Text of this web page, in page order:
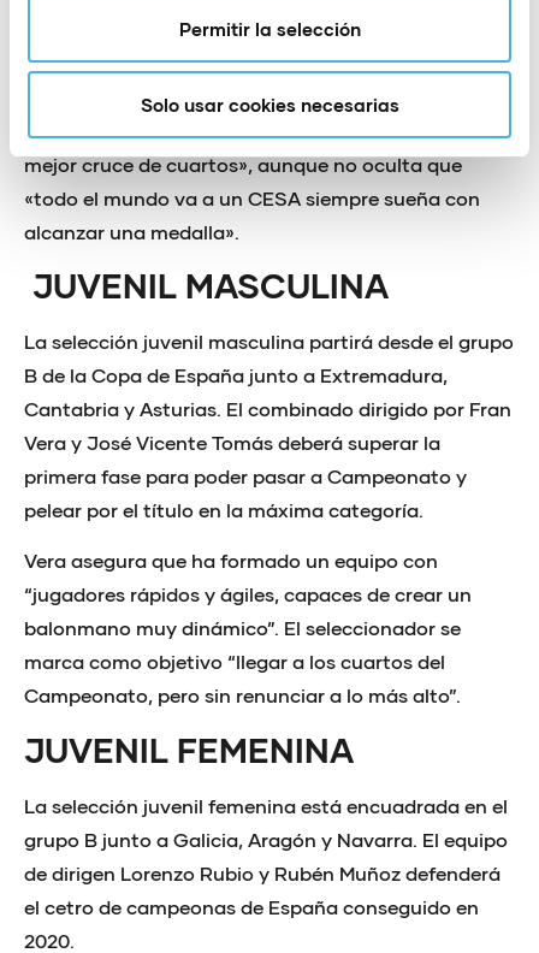
Permitir la selección
Solo usar cookies necesarias
largo de una competición muy difícil, con seis
partidos en muy poco tiempo». Joaquín Rocamora
se fija el objetivo a corto plazo de «estar entre las
dos primeras en la fase de grupos para tener un
mejor cruce de cuartos», aunque no oculta que
«todo el mundo va a un CESA siempre sueña con
alcanzar una medalla».
JUVENIL MASCULINA
La selección juvenil masculina partirá desde el grupo
B de la Copa de España junto a Extremadura,
Cantabria y Asturias. El combinado dirigido por Fran
Vera y José Vicente Tomás deberá superar la
primera fase para poder pasar a Campeonato y
pelear por el título en la máxima categoría.
Vera asegura que ha formado un equipo con
“jugadores rápidos y ágiles, capaces de crear un
balonmano muy dinámico”. El seleccionador se
marca como objetivo “llegar a los cuartos del
Campeonato, pero sin renunciar a lo más alto”.
JUVENIL FEMENINA
La selección juvenil femenina está encuadrada en el
grupo B junto a Galicia, Aragón y Navarra. El equipo
de dirigen Lorenzo Rubio y Rubén Muñoz defenderá
el cetro de campeonas de España conseguido en
2020.